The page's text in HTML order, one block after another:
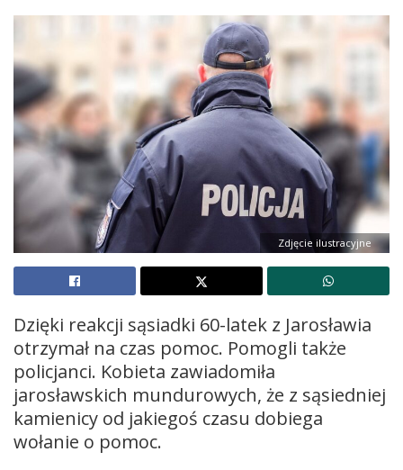
Zdjęcie ilustracyjne
Dzięki reakcji sąsiadki 60-latek z Jarosławia
otrzymał na czas pomoc. Pomogli także
policjanci. Kobieta zawiadomiła
jarosławskich mundurowych, że z sąsiedniej
kamienicy od jakiegoś czasu dobiega
wołanie o pomoc.